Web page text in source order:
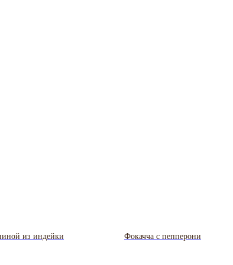
из индейки Фокачча с пепперони